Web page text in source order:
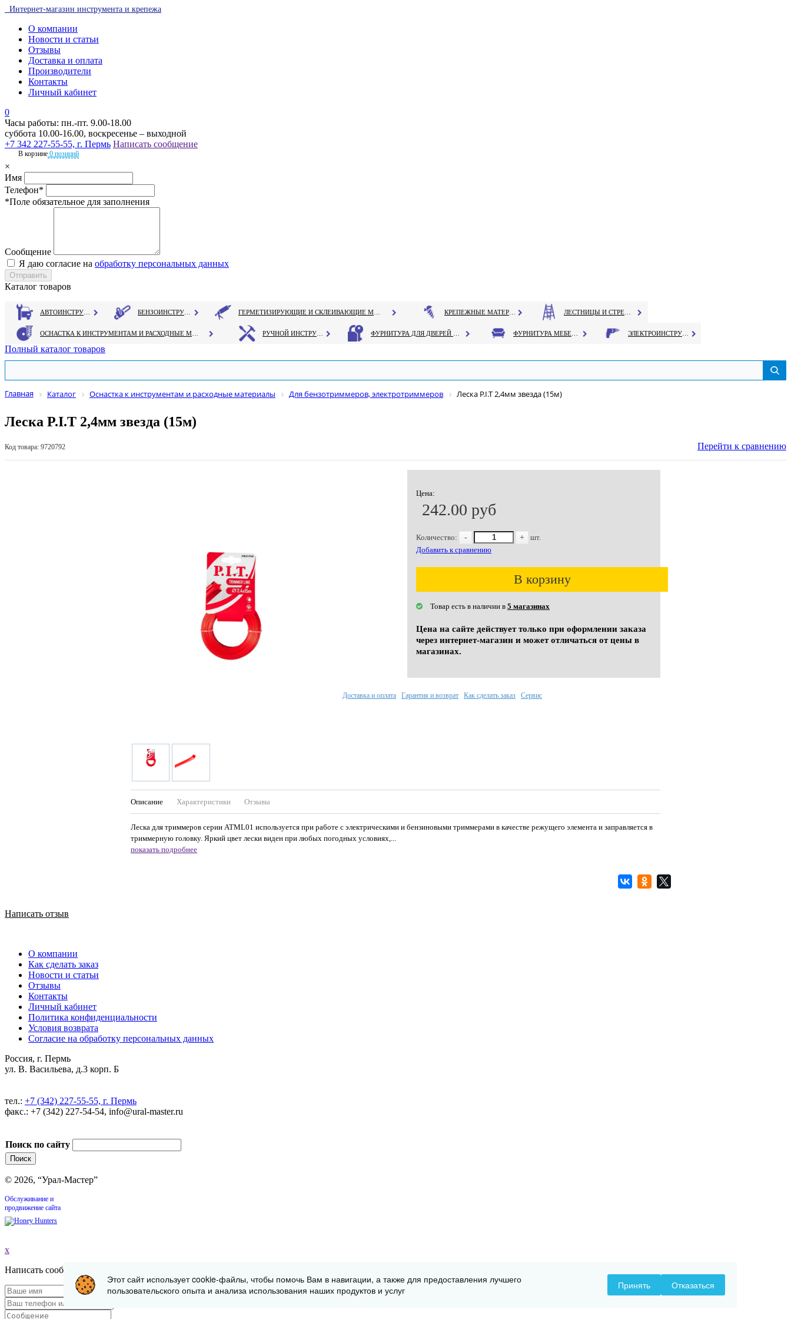
Интернет-магазин инструмента и крепежа
О компании
Новости и статьи
Отзывы
Доставка и оплата
Производители
Контакты
Личный кабинет
0
Часы работы: пн.-пт. 9.00-18.00
суббота 10.00-16.00, воскресенье – выходной
+7 342 227-55-55, г. Пермь Написать сообщение
В корзине 0 позиций
×
Имя
Телефон*
*Поле обязательное для заполнения
Сообщение
Я даю согласие на обработку персональных данных
Каталог товаров
Полный каталог товаров
Главная Каталог Оснастка к инструментам и расходные материалы Для бензотриммеров, электротриммеров Леска P.I.T 2,4мм звезда (15м)
Леска P.I.T 2,4мм звезда (15м)
Код товара: 9720792 Перейти к сравнению
Цена:
242.00 руб
Количество: - +
шт.
Добавить к сравнению
В корзину
Товар есть в наличии в 5 магазинах
Цена на сайте действует только при оформлении заказа
через интернет-магазин и может отличаться от цены в
магазинах.
Описание Характеристики Отзывы
Леска для триммеров серии ATML01 используется при работе с электрическими и бензиновыми триммерами в качестве режущего элемента и заправляется в
триммерную головку. Яркий цвет лески виден при любых погодных условиях,...
показать подробнее
Доставка и оплата Гарантия и возврат Как сделать заказ Сервис
Написать отзыв
О компании
Как сделать заказ
Новости и статьи
Отзывы
Контакты
Личный кабинет
Политика конфиденциальности
Условия возврата
Согласие на обработку персональных данных
Россия, г. Пермь
ул. В. Васильева, д.3 корп. Б
тел.: +7 (342) 227-55-55, г. Пермь
факс.: +7 (342) 227-54-54, info@ural-master.ru
Поиск по сайту
© 2026, “Урал-Мастер”
Обслуживание и
продвижение сайта
x
Написать сообщение
Этот сайт использует cookie-файлы, чтобы помочь Вам в навигации, а также для предоставления лучшего
пользовательского опыта и анализа использования наших продуктов и услуг
Принять Отказаться